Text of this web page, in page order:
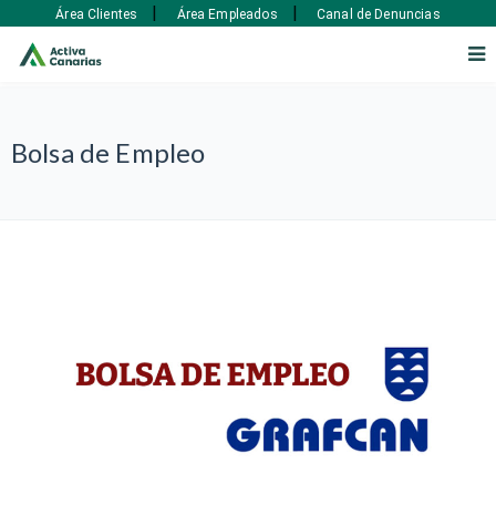
Bolsa de Empleo
Área Clientes | Área Empleados | Canal de Denuncias